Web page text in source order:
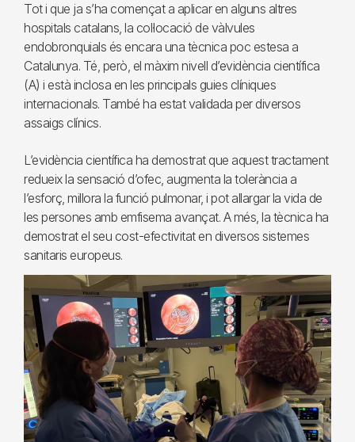
Tot i que ja s’ha començat a aplicar en alguns altres
hospitals catalans, la col·locació de vàlvules
endobronquials és encara una tècnica poc estesa a
Catalunya. Té, però, el màxim nivell d’evidència científica
(A) i està inclosa en les principals guies clíniques
internacionals. També ha estat validada per diversos
assaigs clínics.
L’evidència científica ha demostrat que aquest tractament
redueix la sensació d’ofec, augmenta la tolerància a
l’esforç, millora la funció pulmonar, i pot allargar la vida de
les persones amb emfisema avançat. A més, la tècnica ha
demostrat el seu cost-efectivitat en diversos sistemes
sanitaris europeus.